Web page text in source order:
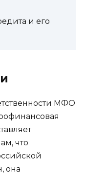
и его
МФО
что
она